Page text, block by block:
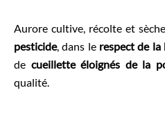
Aurore cultive, récolte et
pesticide, dans le respect de
de cueillette éloignés de la
qualité.